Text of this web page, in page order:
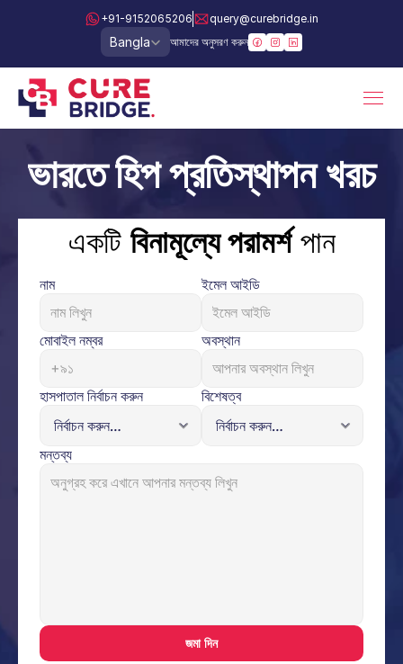
+91-9152065206 query@curebridge.in
Select Language
Bangla আমাদের অনুসরণ করুন
ভারতে হিপ প্রতিস্থাপন খরচ
একটি বিনামূল্যে পরামর্শ পান
নাম ইমেল আইডি
মোবাইল নম্বর অবস্থান
হাসপাতাল নির্বাচন করুন বিশেষত্ব
মন্তব্য
জমা দিন